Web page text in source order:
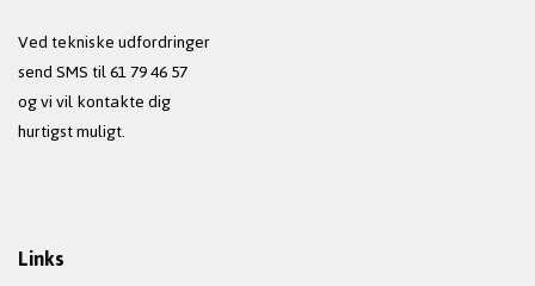
Ved tekniske udfordringer
send SMS til 61 79 46 57
og vi vil kontakte dig
hurtigst muligt.
Links